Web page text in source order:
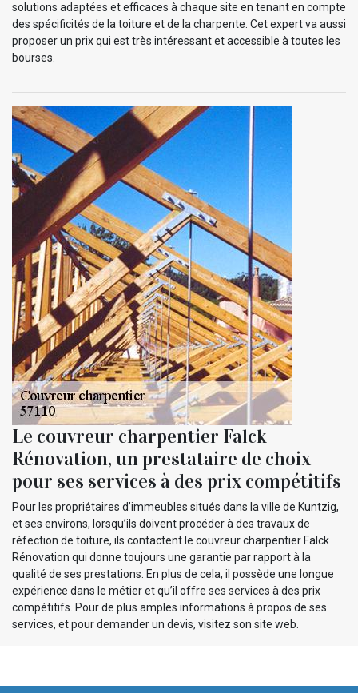
solutions adaptées et efficaces à chaque site en tenant en compte
des spécificités de la toiture et de la charpente. Cet expert va aussi
proposer un prix qui est très intéressant et accessible à toutes les
bourses.
Le couvreur charpentier Falck
Rénovation, un prestataire de choix
pour ses services à des prix compétitifs
Pour les propriétaires d’immeubles situés dans la ville de Kuntzig,
et ses environs, lorsqu’ils doivent procéder à des travaux de
réfection de toiture, ils contactent le couvreur charpentier Falck
Rénovation qui donne toujours une garantie par rapport à la
qualité de ses prestations. En plus de cela, il possède une longue
expérience dans le métier et qu’il offre ses services à des prix
compétitifs. Pour de plus amples informations à propos de ses
services, et pour demander un devis, visitez son site web.